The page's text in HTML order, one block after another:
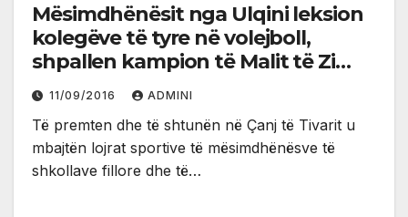
Mësimdhënësit nga Ulqini leksion
kolegëve të tyre në volejboll,
shpallen kampion të Malit të Zi
(foto)
11/09/2016 ADMINI
Të premten dhe të shtunën në Çanj të Tivarit u
mbajtën lojrat sportive të mësimdhënësve të
shkollave fillore dhe të…